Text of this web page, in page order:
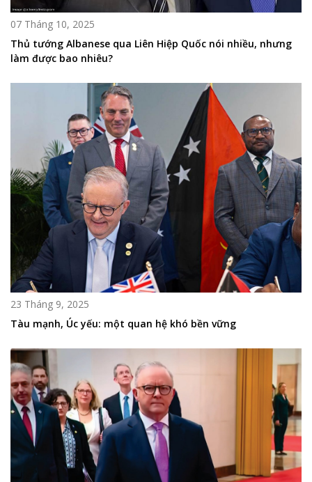
07 Tháng 10, 2025
Thủ tướng Albanese qua Liên Hiệp Quốc nói nhiều, nhưng
làm được bao nhiêu?
23 Tháng 9, 2025
Tàu mạnh, Úc yếu: một quan hệ khó bền vững